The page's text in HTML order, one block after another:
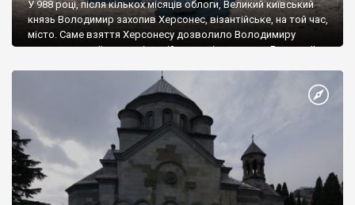
У 988 році, після кількох місяців облоги, Великий київський
князь Володимир захопив Херсонес, візантійське, на той час,
місто. Саме взяття Херсонесу дозволило Володимиру
диктувати свої умови візантійському імператору Василю ІІ, та
Херсонесі Володимир-язичник, став Василем-християнином.
А потім було Хрещення Русі. На честь Херсонесу Таврійського